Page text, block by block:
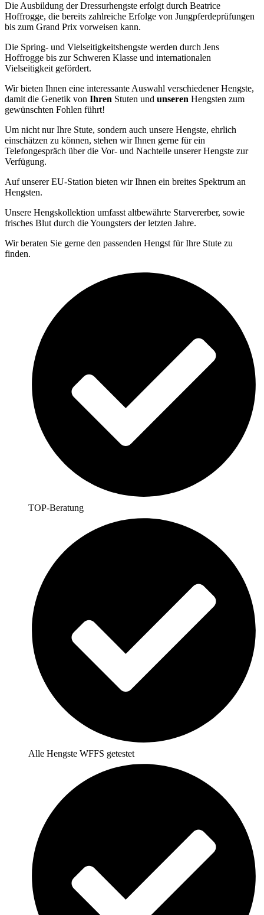
Die Ausbildung der Dressurhengste erfolgt durch Beatrice
Hoffrogge, die bereits zahlreiche Erfolge von Jungpferdeprüfungen
bis zum Grand Prix vorweisen kann.
Die Spring- und Vielseitigkeitshengste werden durch Jens
Hoffrogge bis zur Schweren Klasse und internationalen
Vielseitigkeit gefördert.
Wir bieten Ihnen eine interessante Auswahl verschiedener Hengste,
damit die Genetik von Ihren Stuten und unseren Hengsten zum
gewünschten Fohlen führt!
Um nicht nur Ihre Stute, sondern auch unsere Hengste, ehrlich
einschätzen zu können, stehen wir Ihnen gerne für ein
Telefongespräch über die Vor- und Nachteile unserer Hengste zur
Verfügung.
Auf unserer EU-Station bieten wir Ihnen ein breites Spektrum an
Hengsten.
Unsere Hengskollektion umfasst altbewährte Starvererber, sowie
frisches Blut durch die Youngsters der letzten Jahre.
Wir beraten Sie gerne den passenden Hengst für Ihre Stute zu
finden.
TOP-Beratung
Alle Hengste WFFS getestet